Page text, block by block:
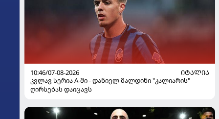
10:46/07-08-2026
ᲘᲢᲐᲚᲘᲐ
კვლავ სერია A-ში - დანიელ მალდინი "კალიარის"
ღირსებას დაიცავს